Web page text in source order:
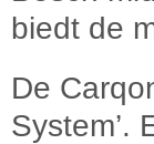
biedt de
De
System’.